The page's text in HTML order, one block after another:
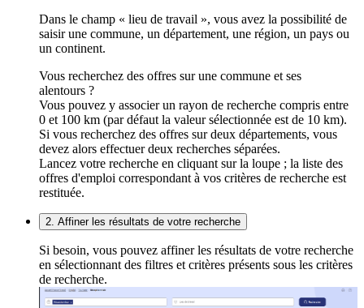
Dans le champ « lieu de travail », vous avez la possibilité de
saisir une commune, un département, une région, un pays ou
un continent.
Vous recherchez des offres sur une commune et ses
alentours ?
Vous pouvez y associer un rayon de recherche compris entre
0 et 100 km (par défaut la valeur sélectionnée est de 10 km).
Si vous recherchez des offres sur deux départements, vous
devez alors effectuer deux recherches séparées.
Lancez votre recherche en cliquant sur la loupe ; la liste des
offres d'emploi correspondant à vos critères de recherche est
restituée.
2. Affiner les résultats de votre recherche
Si besoin, vous pouvez affiner les résultats de votre recherche
en sélectionnant des filtres et critères présents sous les critères
de recherche.